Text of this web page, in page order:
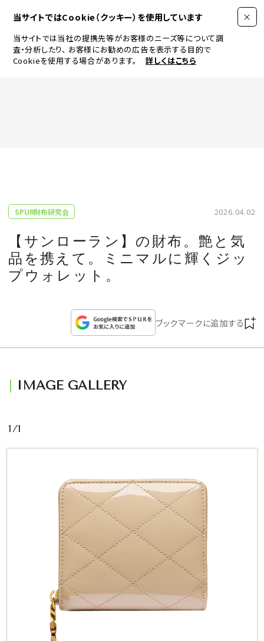
当サイトではCookie（クッキー）を使用しています
当サイトでは当社の提携先等がお客様のニーズ等について調
査・分析したり、 お客様にお勧めの広告を表示する目的で
Cookieを使用する場合があります。
詳しくはこちら
JEWELRY & WATCH
LIFESTYLE
CULTURE
CELEBRITY
WEDDING
SDGs
MAGAZINE
会員登録
Log in or Sign up
SPUR読者のためのメンバーシッププログラム
「The SPUR Club」。
めます。
SPUR財布研究会 2026.04.02
【サンローラン】の財布。艶と気
品を携えて。ミニマルに輝くジッ
プウォレット。
ブックマークに追加する
IMAGE GALLERY
1/1